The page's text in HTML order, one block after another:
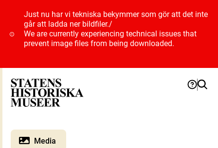
Just nu har vi tekniska bekymmer som gör att det inte
går att ladda ner bildfiler./
We are currently experiencing technical issues that
prevent image files from being downloaded.
Media